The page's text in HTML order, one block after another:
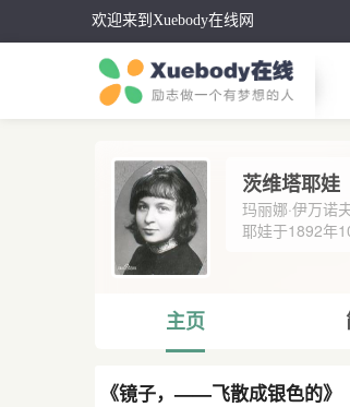
欢迎来到Xuebody在线网
茨维塔耶娃
玛丽娜·伊万诺
耶娃于1892年
主页
《镜子，——飞散成银色的》